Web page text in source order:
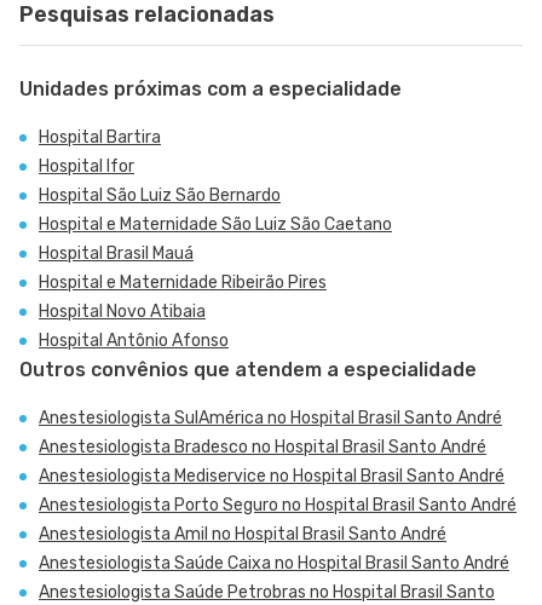
Pesquisas relacionadas
Unidades próximas com a especialidade
Hospital Bartira
Hospital Ifor
Hospital São Luiz São Bernardo
Hospital e Maternidade São Luiz São Caetano
Hospital Brasil Mauá
Hospital e Maternidade Ribeirão Pires
Hospital Novo Atibaia
Hospital Antônio Afonso
Outros convênios que atendem a especialidade
Anestesiologista SulAmérica no Hospital Brasil Santo André
Anestesiologista Bradesco no Hospital Brasil Santo André
Anestesiologista Mediservice no Hospital Brasil Santo André
Anestesiologista Porto Seguro no Hospital Brasil Santo André
Anestesiologista Amil no Hospital Brasil Santo André
Anestesiologista Saúde Caixa no Hospital Brasil Santo André
Anestesiologista Saúde Petrobras no Hospital Brasil Santo